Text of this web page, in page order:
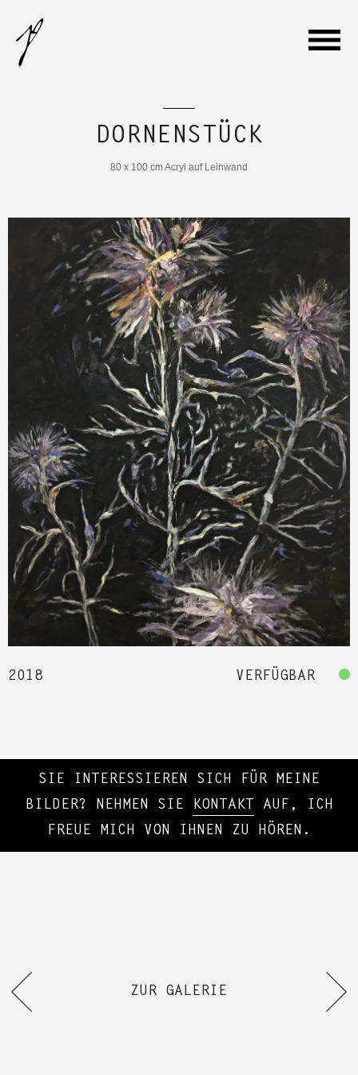
WILLKOMMEN
GALERIE
AUSSTELLUNGEN
KONTAKT
DORNENSTÜCK
80 x 100 cm Acryl auf Leinwand
2018 VERFÜGBAR
SIE INTERESSIEREN SICH FÜR MEINE
BILDER? NEHMEN SIE
KONTAKT
AUF, ICH
FREUE MICH VON IHNEN ZU HÖREN.
ZUR GALERIE